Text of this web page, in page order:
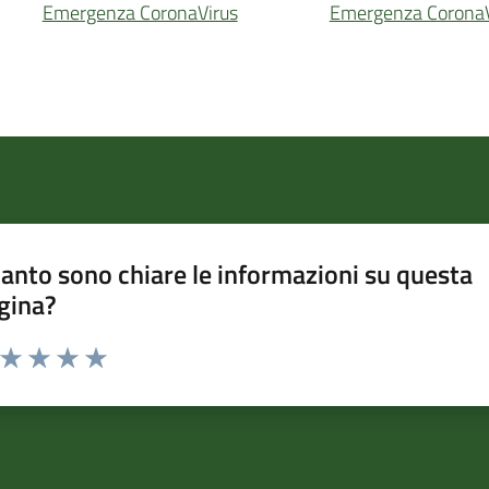
Emergenza CoronaVirus Emergenza
sono chiare le informazioni su questa
da 1 a 5 stelle la pagina